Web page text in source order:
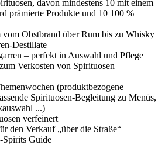
davon mindestens 10 mit einem
prämierte Produkte und 10 100 %
vom Obstbrand über Rum bis zu Whisky
Destillate
– perfekt in Auswahl und Pflege
Verkosten von Spirituosen
(produktbezogene
Spirituosen-Begleitung zu Menüs,
...)
verfeinert
den Verkauf „über die Straße“
Spirits Guide